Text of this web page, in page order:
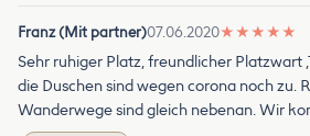
Franz (Mit partner)07.06.2020★ ★ ★ ★ ★
Sehr ruhiger Platz, freundlicher Platzwart
die Duschen sind wegen corona noch zu.
Wanderwege sind gleich nebenan. Wir